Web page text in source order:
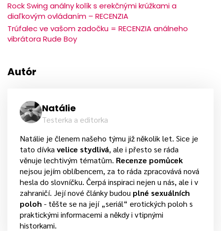
Rock Swing análny kolík s erekčnými krúžkami a
diaľkovým ovládaním – RECENZIA
Trúfalec ve vašom zadočku = RECENZIA análneho
vibrátora Rude Boy
Autór
Natálie
Testerka a editorka
Natálie je členem našeho týmu již několik let. Sice je
tato dívka velice stydlivá, ale i přesto se ráda
věnuje lechtivým tématům. Recenze pomůcek
nejsou jejím oblíbencem, za to ráda zpracovává nová
hesla do slovníčku. Čerpá inspiraci nejen u nás, ale i v
zahraničí. Její nové články budou plné sexuálních
poloh - těšte se na její „seriál“ erotických poloh s
praktickými informacemi a někdy i vtipnými
historkami.